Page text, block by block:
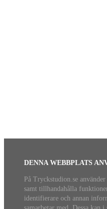
DENNA WEBBPLATS
På Tryckstudion.se
samt tillhandahålla
identifierare och annan